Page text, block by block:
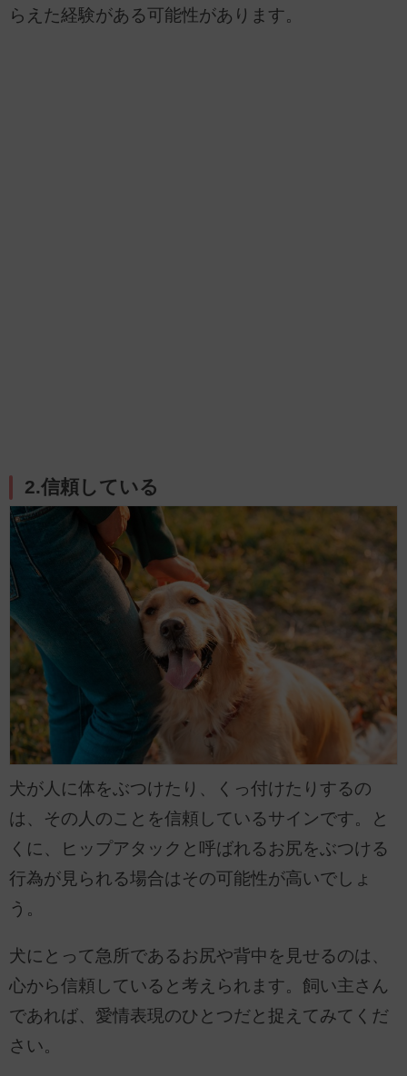
らえた経験がある可能性があります。
2.信頼している
犬が人に体をぶつけたり、くっ付けたりするの
は、その人のことを信頼しているサインです。と
くに、ヒップアタックと呼ばれるお尻をぶつける
行為が見られる場合はその可能性が高いでしょ
う。
犬にとって急所であるお尻や背中を見せるのは、
心から信頼していると考えられます。飼い主さん
であれば、愛情表現のひとつだと捉えてみてくだ
さい。